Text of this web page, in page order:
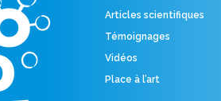
Articles scientifiques
Témoignages
Vidéos
Place à l’art